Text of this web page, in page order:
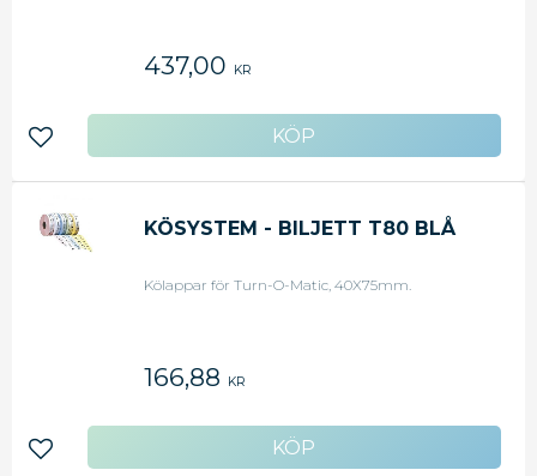
437,00 KR
Lägg till i favoriter
KÖSYSTEM - BILJETT T80 BLÅ
Kölappar för Turn-O-Matic, 40X75mm.
166,88 KR
Lägg till i favoriter